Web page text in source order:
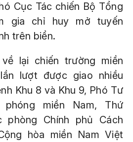
Cục Tác chiến Bộ Tổng
gia chỉ huy mở tuyến
trên biển.
lại chiến trường miền
lượt được giao nhiều
Khu 8 và Khu 9, Phó Tư
phóng miền Nam, Thứ
phòng Chính phủ Cách
hòa miền Nam Việt